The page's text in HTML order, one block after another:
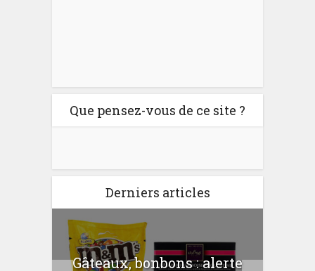
Que pensez-vous de ce site ?
Derniers articles
Gâteaux, bonbons : alerte